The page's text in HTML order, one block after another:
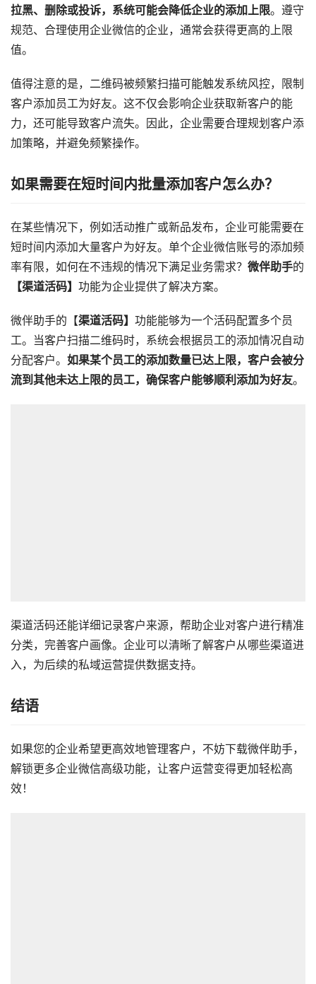
拉黑、删除或投诉，系统可能会降低企业的添加上限。遵守
规范、合理使用企业微信的企业，通常会获得更高的上限
值。
值得注意的是，二维码被频繁扫描可能触发系统风控，限制
客户添加员工为好友。这不仅会影响企业获取新客户的能
力，还可能导致客户流失。因此，企业需要合理规划客户添
加策略，并避免频繁操作。
如果需要在短时间内批量添加客户怎么办？
在某些情况下，例如活动推广或新品发布，企业可能需要在
短时间内添加大量客户为好友。单个企业微信账号的添加频
率有限，如何在不违规的情况下满足业务需求？ 微伴助手的
【渠道活码】 功能为企业提供了解决方案。
微伴助手的【渠道活码】 功能能够为一个活码配置多个员
工。当客户扫描二维码时，系统会根据员工的添加情况自动
分配客户。 如果某个员工的添加数量已达上限，客户会被分
流到其他未达上限的员工，确保客户能够顺利添加为好友。
渠道活码还能详细记录客户来源，帮助企业对客户进行精准
分类，完善客户画像。企业可以清晰了解客户从哪些渠道进
入，为后续的私域运营提供数据支持。
结语
如果您的企业希望更高效地管理客户，不妨下载微伴助手，
解锁更多企业微信高级功能，让客户运营变得更加轻松高
效！